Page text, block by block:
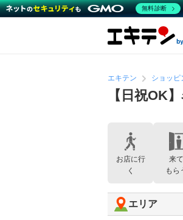
エキテン ショッピ
【日祝OK
お店に行
く
来て
もら
エリア
無料診断